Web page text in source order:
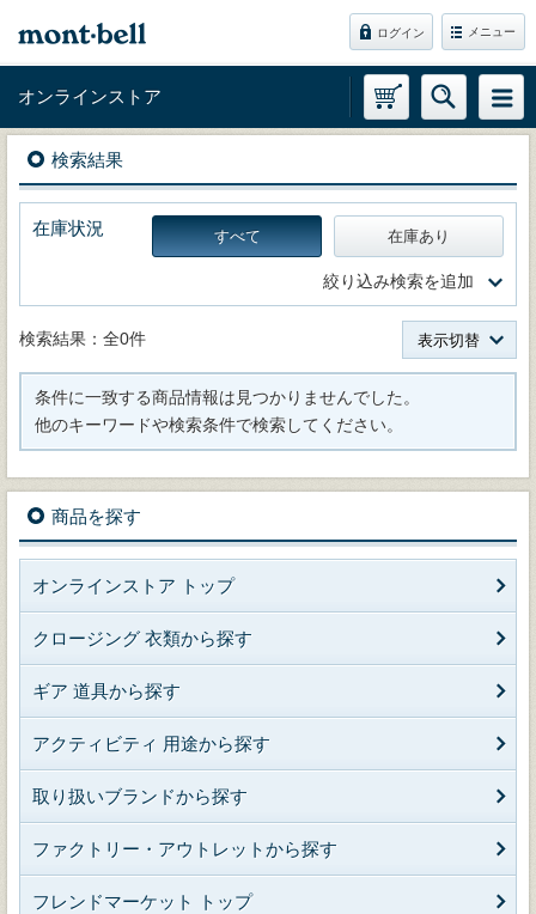
ログイン メニュー
オンラインストア
検索結果
在庫状況 すべて 在庫あり
絞り込み検索を追加
検索結果：全0件 表示切替
条件に一致する商品情報は見つかりませんでした。
他のキーワードや検索条件で検索してください。
商品を探す
オンラインストア トップ
クロージング 衣類から探す
ギア 道具から探す
アクティビティ 用途から探す
取り扱いブランドから探す
ファクトリー・アウトレットから探す
フレンドマーケット トップ